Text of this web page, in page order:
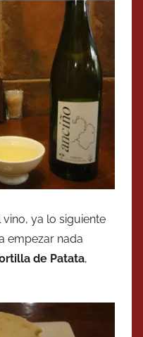
ya lo siguiente
empezar nada
de Patata,